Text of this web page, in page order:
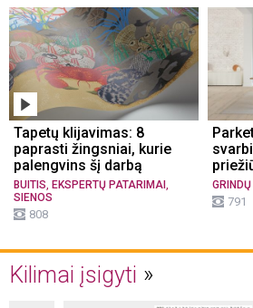
Tapetų klijavimas: 8
paprasti žingsniai, kurie
palengvins šį darbą
BUITIS, EKSPERTŲ PATARIMAI ,
SIENOS
808
791
Kilimai įsigyti